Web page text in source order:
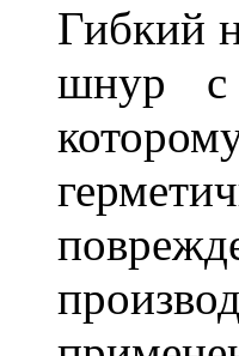
Гибкий
шнур с